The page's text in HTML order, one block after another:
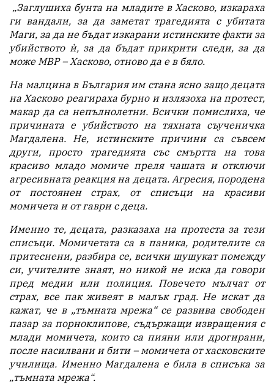
„Заглушиха бунта на младите в Хасково, изкараха
ги вандали, за да заметат трагедията с убитата
Маги, за да не бъдат изкарани истинските факти за
убийството ѝ, за да бъдат прикрити следи, за да
може МВР – Хасково, отново да е в бяло.
На малцина в България им стана ясно защо децата
на Хасково реагираха бурно и излязоха на протест,
макар да са непълнолетни. Всички помислиха, че
причината е убийството на тяхната съученичка
Магдалена. Не, истинските причини са съвсем
други, просто трагедията със смъртта на това
красиво младо момиче преля чашата и отключи
агресивната реакция на децата. Агресия, породена
от постоянен страх, от списъци на красиви
момичета и от гаври с деца.
Именно те, децата, разказаха на протеста за тези
списъци. Момичетата са в паника, родителите са
притеснени, разбира се, всички шушукат помежду
си, учителите знаят, но никой не иска да говори
пред медии или полиция. Повечето мълчат от
страх, все пак живеят в малък град. Не искат да
кажат, че в „тъмната мрежа“ се развива свободен
пазар за порноклипове, съдържащи извращения с
млади момичета, които са пияни или дрогирани,
после насилвани и бити – момичета от хасковските
училища. Именно Магдалена е била в списъка за
„тъмната мрежа“.